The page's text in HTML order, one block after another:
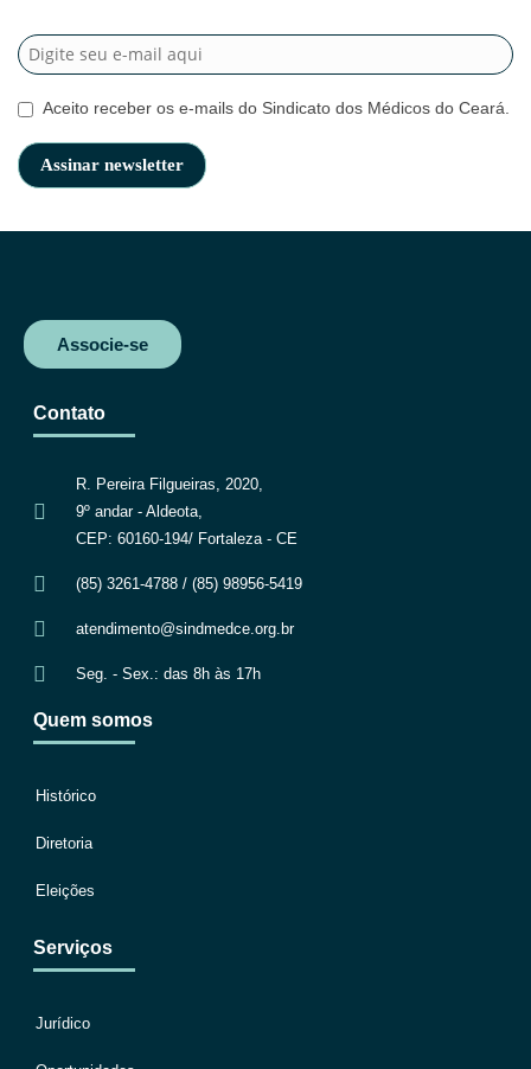
Aceito receber os e-mails do Sindicato dos Médicos do Ceará.
Associe-se
Contato
R. Pereira Filgueiras, 2020,
9º andar - Aldeota,
CEP: 60160-194/ Fortaleza - CE
(85) 3261-4788 / (85) 98956-5419
atendimento@sindmedce.org.br
Seg. - Sex.: das 8h às 17h
Quem somos
Histórico
Diretoria
Eleições
Serviços
Jurídico